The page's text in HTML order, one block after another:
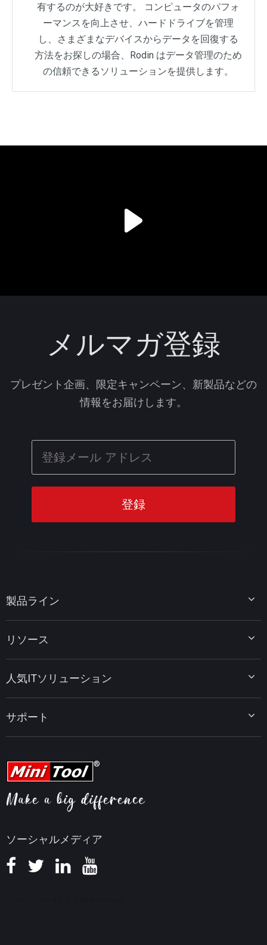
有するのが大好きです。 コンピュータのパフォ
ーマンスを向上させ、ハードドライブを管理
し、さまざまなデバイスからデータを回復する
方法をお探しの場合、Rodin はデータ管理のため
の信頼できるソリューションを提供します。
メルマガ登録
プレゼント企画、限定キャンペーン、新製品などの
情報をお届けします。
ソーシャルメディア
製品ライン
MiniTool Power Data Recovery
MiniTool PDF Editor
MiniTool MovieMaker
MiniTool uTube Downloader
リソース
データ復元ヒント
PDF編集ヒント
動画編集ヒント
ビデオ変換ヒント
画面録画ヒント
知識ベース
人気ITソリューション
MiniTool ニュースセンター
サポート
ヘルプ